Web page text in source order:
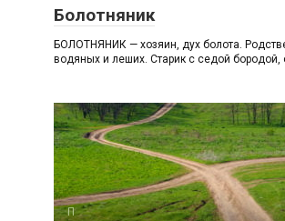
Болотняник
БОЛОТНЯНИК — хозяин, дух болота.
водяных и леших. Старик с седой бородой,
П